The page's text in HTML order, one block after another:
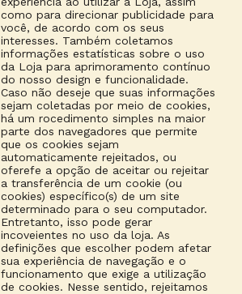
como para direcionar publicidade para
você, de acordo com os seus
interesses. Também coletamos
informações estatísticas sobre o uso
da Loja para aprimoramento contínuo
do nosso design e funcionalidade.
Caso não deseje que suas informações
sejam coletadas por meio de cookies,
há um rocedimento simples na maior
parte dos navegadores que permite
que os cookies sejam
automaticamente rejeitados, ou
oferefe a opção de aceitar ou rejeitar
a transferência de um cookie (ou
cookies) específico(s) de um site
determinado para o seu computador.
Entretanto, isso pode gerar
incoveientes no uso da loja. As
definições que escolher podem afetar
sua experiência de navegação e o
funcionamento que exige a utilização
de cookies. Nesse sentido, rejeitamos